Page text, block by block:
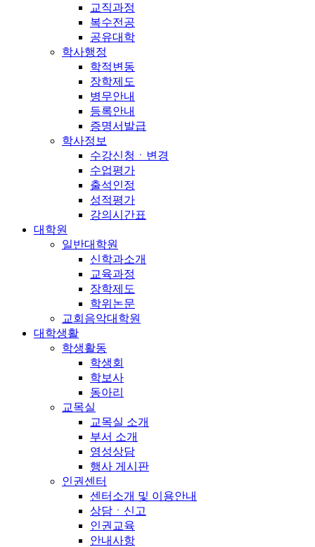
교직과정
복수전공
공유대학
학사행정
학적변동
장학제도
병무안내
등록안내
증명서발급
학사정보
수강신청ㆍ변경
수업평가
출석인정
성적평가
강의시간표
대학원
일반대학원
신학과소개
교육과정
장학제도
학위논문
교회음악대학원
대학생활
학생활동
학생회
학보사
동아리
교목실
교목실 소개
부서 소개
영성상담
행사 게시판
인권센터
센터소개 및 이용안내
상담ㆍ신고
인권교육
안내사항